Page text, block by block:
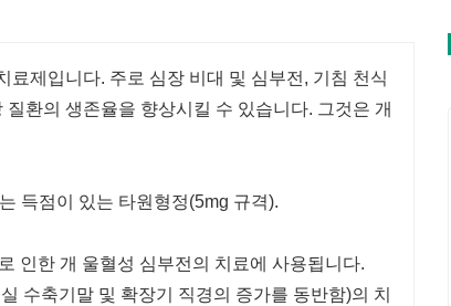
제입니다. 주로 심장 비대 및 심부전, 기침 천식
환의 생존율을 향상시킬 수 있습니다. 그것은 개
득점이 있는 타원형정(5mg 규격).
인한 개 울혈성 심부전의 치료에 사용됩니다.
수축기말 및 확장기 직경의 증가를 동반함)의 치